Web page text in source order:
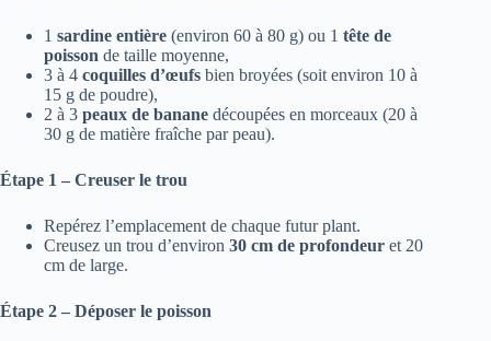
1 sardine entière (environ 60 à 80 g) ou 1 tête de
poisson de taille moyenne,
3 à 4 coquilles d’œufs bien broyées (soit environ 10 à
15 g de poudre),
2 à 3 peaux de banane découpées en morceaux (20 à
30 g de matière fraîche par peau).
Étape 1 – Creuser le trou
Repérez l’emplacement de chaque futur plant.
Creusez un trou d’environ 30 cm de profondeur et 20
cm de large.
Étape 2 – Déposer le poisson